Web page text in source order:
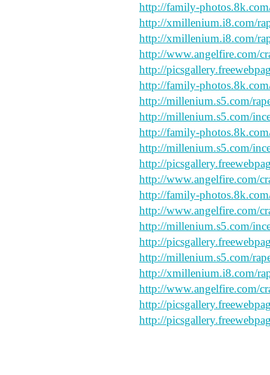
http://family-
http://xmillenium.i8.com/
http://xmillenium.i8.com/
http://www.angelfire.com/
http://
http://family-
http://millenium.s5.com/
http://millenium.s5.com/
http://family-
http://millenium.s5.com/
http://
http://www.angelfire.com/
http://family-
http://www.angelfire.com/
http://millenium.s5.com/
http://
http://millenium.s5.com/
http://xmillenium.i8.com/
http://www.angelfire.com/
http://
http://